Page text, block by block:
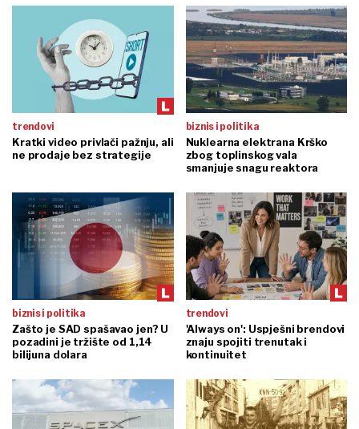
trendovi
Kratki video privlači pažnju, ali
ne prodaje bez strategije
biznis i politika
Nuklearna elektrana Krško
zbog toplinskog vala
smanjuje snagu reaktora
biznis i politika
Zašto je SAD spašavao jen? U
pozadini je tržište od 1,14
bilijuna dolara
trendovi
'Always on': Uspješni brendovi
znaju spojiti trenutak i
kontinuitet